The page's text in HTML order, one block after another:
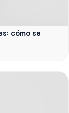
cómo se